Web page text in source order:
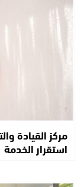
مركز القيادة
استقرار الخدمة